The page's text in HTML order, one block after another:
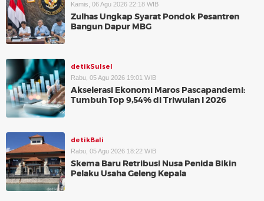
Kamis, 06 Agu 2026 22:18 WIB
Zulhas Ungkap Syarat Pondok Pesantren
Bangun Dapur MBG
detikSulsel
Rabu, 05 Agu 2026 19:01 WIB
Akselerasi Ekonomi Maros Pascapandemi:
Tumbuh Top 9,54% di Triwulan I 2026
detikBali
Rabu, 05 Agu 2026 18:22 WIB
Skema Baru Retribusi Nusa Penida Bikin
Pelaku Usaha Geleng Kepala